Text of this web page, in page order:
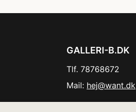
GALLERI-B.DK
Tlf. 78768672
Mail: hej@want.dk